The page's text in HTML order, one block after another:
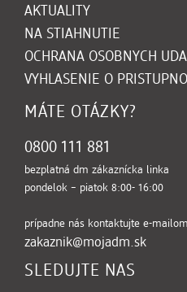
AKTUALITY
NA STIAHNUTIE
OCHRANA OSOBNYCH
VYHLASENIE O
MÁTE OTÁZKY?
0800 111 881
bezplatná dm zákaznícka linka
pondelok – piatok 8:00- 16:00
prípadne nás kontaktujte e-
zakaznik@mojadm.sk
SLEDUJTE NAS